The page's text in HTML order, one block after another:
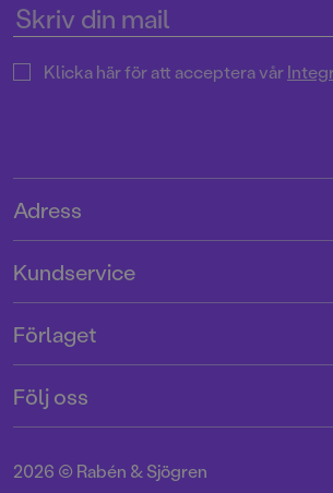
Klicka här för att acceptera vår
Adress
Tryckerigatan 4
103 12 Stockholm
Org.nr: 556045-7748
Kundservice
Användarvillkor intressenter
Integritetspolicy
Förlaget
Följ oss
Instagram
2026 © Rabén & Sjögren